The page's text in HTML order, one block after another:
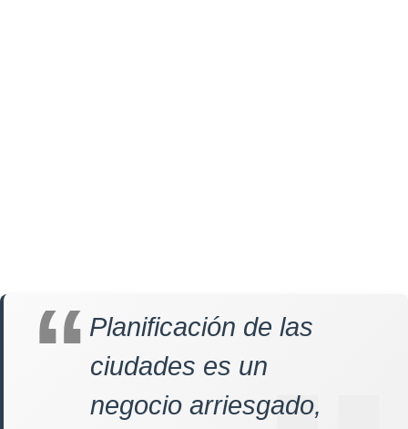
Planificación de las
ciudades es un
negocio arriesgado,